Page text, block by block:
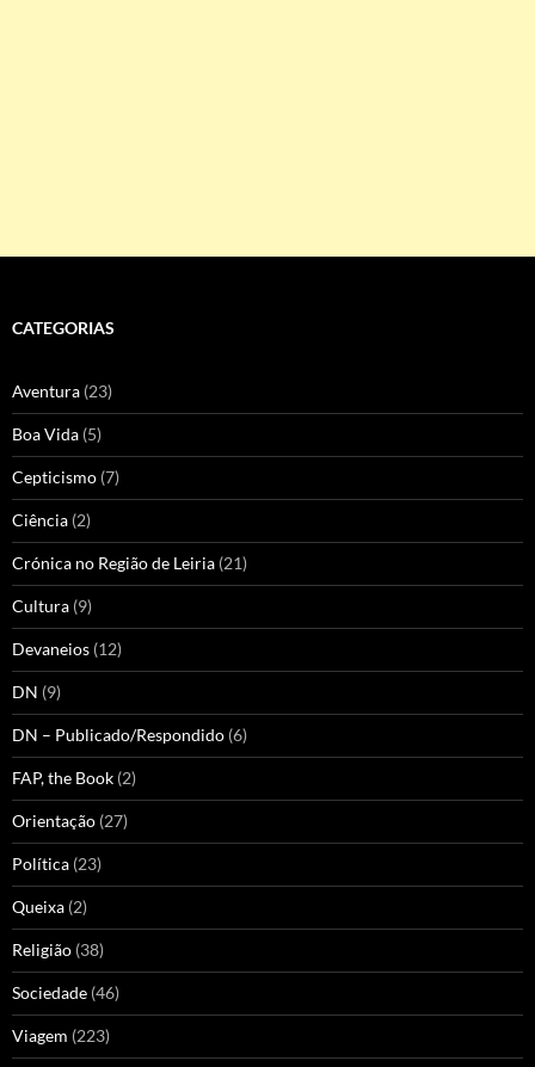
CATEGORIAS
Aventura (23)
Boa Vida (5)
Cepticismo (7)
Ciência (2)
Crónica no Região de Leiria (21)
Cultura (9)
Devaneios (12)
DN (9)
DN – Publicado/Respondido (6)
FAP, the Book (2)
Orientação (27)
Política (23)
Queixa (2)
Religião (38)
Sociedade (46)
Viagem (223)